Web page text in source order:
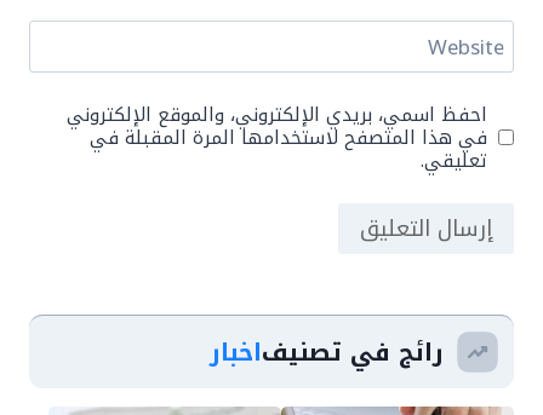
Website
احفظ اسمي، بريدي الإلكتروني، والموقع الإلكتروني
في هذا المتصفح لاستخدامها المرة المقبلة في
تعليقي.
رائج في تصنيفاخبار